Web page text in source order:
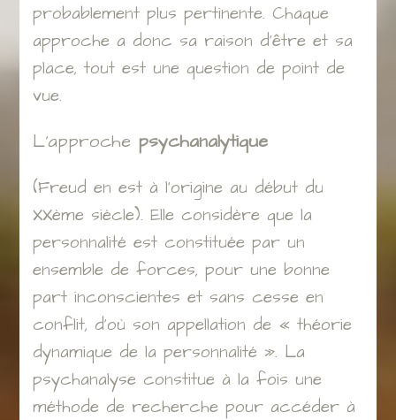
probablement plus pertinente. Chaque
approche a donc sa raison d’être et sa
place, tout est une question de point de
vue.
L’approche psychanalytique
(Freud en est à l’origine au début du
XXème siècle). Elle considère que la
personnalité est constituée par un
ensemble de forces, pour une bonne
part inconscientes et sans cesse en
conflit, d’où son appellation de « théorie
dynamique de la personnalité ». La
psychanalyse constitue à la fois une
méthode de recherche pour accéder à